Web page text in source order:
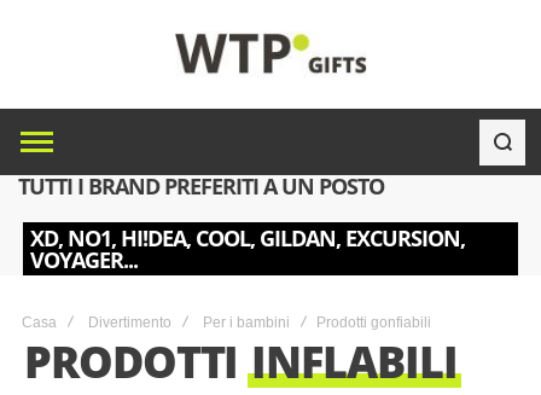
TUTTI I BRAND PREFERITI A UN POSTO
XD, NO1, HI!DEA, COOL, GILDAN, EXCURSION,
VOYAGER...
Casa Divertimento Per i bambini Prodotti gonfiabili
PRODOTTIINFLABILI